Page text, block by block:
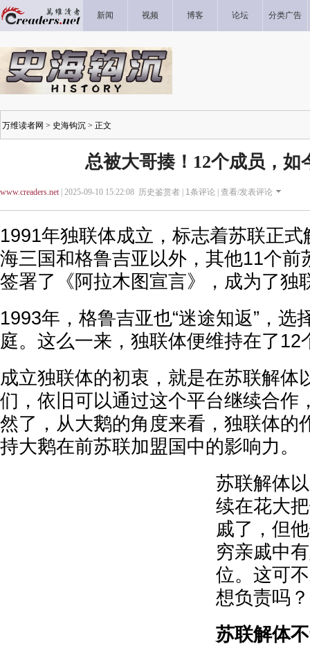
新闻 视频 博客 论坛 分类广告
万维读者网 > 史海钩沉 > 正文
总被大哥揍！12个成员，如
www.creaders.net| 2025-09-10 15:22:08 历史鉴赏者 | 1条评论 | 查看/发表评论
1991年独联体成立，标志着苏联正
海三国和格鲁吉亚以外，其他11个前
签署了《阿拉木图宣言》，成为了独
1993年，格鲁吉亚也“迷途知返”，选
庭。这么一来，独联体便维持在了12
成立独联体的初衷，就是在苏联解体
们，依旧可以通过这个平台继续合作
然了，从大鹅的角度来看，独联体的
持大鹅在前苏联加盟国中的影响力。
苏联解体
续在花大
戚了，但
穷亲戚中
位。这可
想负责吗？
苏联解体